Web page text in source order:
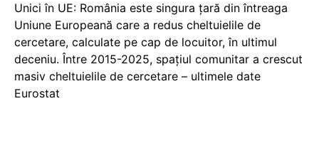
Unici în UE: România este singura țară din întreaga
Uniune Europeană care a redus cheltuielile de
cercetare, calculate pe cap de locuitor, în ultimul
deceniu. Între 2015-2025, spațiul comunitar a crescut
masiv cheltuielile de cercetare – ultimele date
Eurostat